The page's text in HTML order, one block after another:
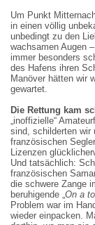
Um Punkt
in einen völlig
unbedingt zu den
wachsamen Augen
immer besonders
des Hafens ihren
Manöver hätten wir
gewartet.
Die Rettung kam
„inoffizielle“
sind, schilderten wir
französischen
Lizenzen
Und tatsächlich:
französischen
die schwere Zange
beruhigende „On a
Problem war im
wieder einpacken.